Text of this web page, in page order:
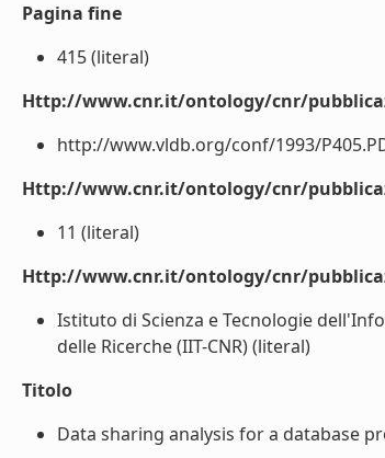
Pagina fine
415 (literal)
Http://www.cnr.it/ontology/cnr/
http://www.vldb.org/conf/1993/
Http://www.cnr.it/ontology/cnr/
11 (literal)
Http://www.cnr.it/ontology/cnr/
Istituto di Scienza e Tecnologie
delle Ricerche (IIT-CNR) (literal)
Titolo
Data sharing analysis for a database